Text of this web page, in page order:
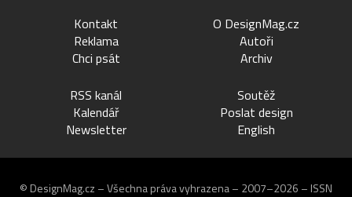
Kontakt
Reklama
Chci psát
O DesignMag.cz
Autoři
Archiv
RSS kanál
Kalendář
Newsletter
Soutěž
Poslat design
English
© DesignMag.cz – Všechna práva vyhrazena – 2007–2026 – ISSN